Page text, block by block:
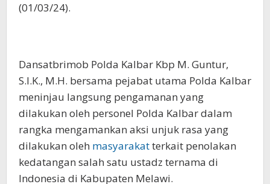
(01/03/24).
Dansatbrimob Polda Kalbar Kbp M. Guntur,
S.I.K., M.H. bersama pejabat utama Polda Kalbar
meninjau langsung pengamanan yang
dilakukan oleh personel Polda Kalbar dalam
rangka mengamankan aksi unjuk rasa yang
dilakukan oleh masyarakatterkait penolakan
kedatangan salah satu ustadz ternama di
Indonesia di Kabupaten Melawi.